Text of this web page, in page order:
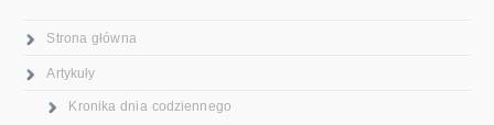
Strona główna
Artykuły
Kronika dnia codziennego